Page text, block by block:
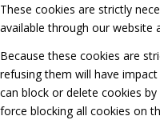
These cookies are strictly
available through our website
Because these cookies are
refusing them will have
can block or delete cookies
force blocking all cookies on